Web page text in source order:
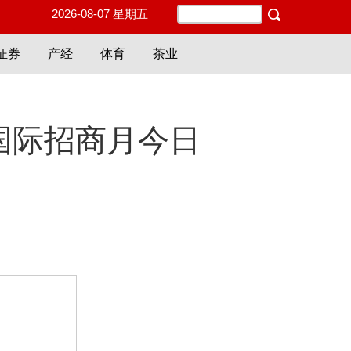
2026-08-07 星期五
券 产经 体育 茶业
招商月今日